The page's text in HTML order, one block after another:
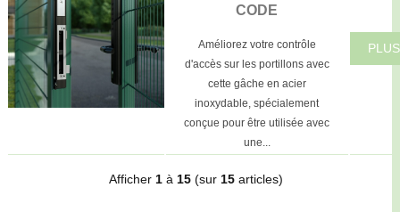
CODE
Améliorez votre contrôle
d'accès sur les portillons avec
cette gâche en acier
inoxydable, spécialement
conçue pour être utilisée avec
une...
Afficher 1 à 15 (sur 15 articles)